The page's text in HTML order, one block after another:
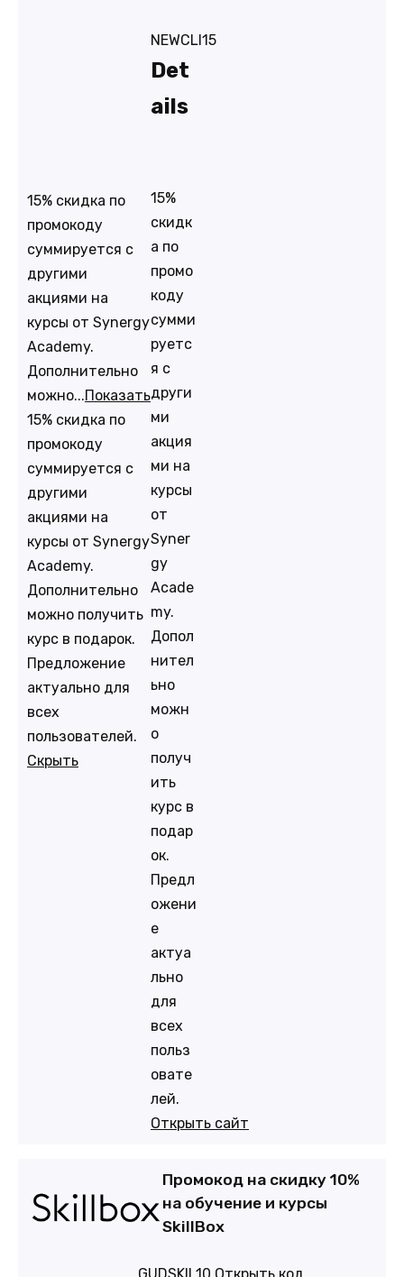
15% скидка по
промокоду
суммируется с
другими
акциями на
курсы от Synergy
Academy.
Дополнительно
можно...Показать
15% скидка по
промокоду
суммируется с
другими
акциями на
курсы от Synergy
Academy.
Дополнительно
можно получить
курс в подарок.
Предложение
актуально для
всех
пользователей.
Скрыть
NEWCLI15
Det
ails
15%
скидк
а по
промо
коду
сумми
руетс
я с
други
ми
акция
ми на
курсы
от
Syner
gy
Acade
my.
Допол
нител
ьно
можн
о
получ
ить
курс в
подар
ок.
Предл
ожени
е
актуа
льно
для
всех
польз
овате
лей.
Открыть сайт
Промокод на скидку 10%
на обучение и курсы
SkillBox
GUDSKIL10 Открыть код